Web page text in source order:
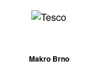
Makro Brno